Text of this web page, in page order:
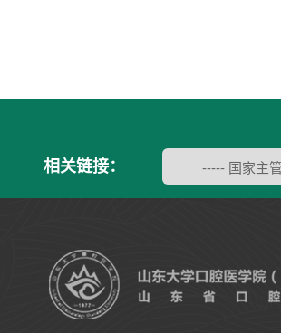
相关链接：